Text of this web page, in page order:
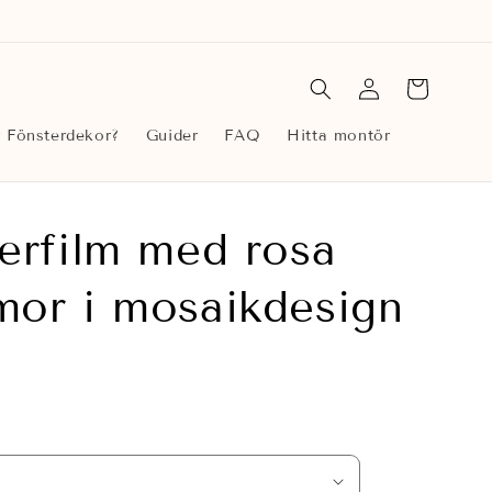
Guider FAQ Hitta montör
Logga
Varukorg
med rosa
i mosaikdesign